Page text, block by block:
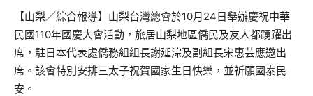
【山梨／綜合報導】山梨台灣總會於10月24日舉辦慶祝中華
民國110年國慶大會活動，旅居山梨地區僑民及友人都踴躍出
席，駐日本代表處僑務組組長謝延淙及副組長宋惠芸應邀出
席。該會特別安排三太子祝賀國家生日快樂，並祈願國泰民
安。